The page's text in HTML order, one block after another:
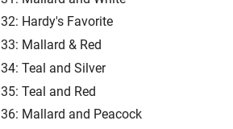
32: Hardy's Favorite
33: Mallard & Red
34: Teal and Silver
35: Teal and Red
36: Mallard and Peacock